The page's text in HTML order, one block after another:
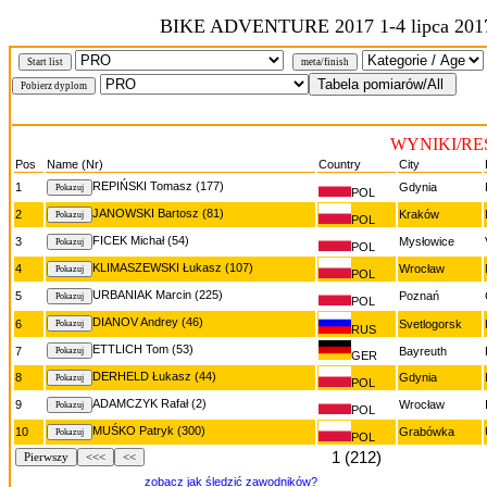
BIKE ADVENTURE 2017 1-4 lipca
Start list meta/finish
WYNIKI/
Pos Name (Nr) Country City
1
REPIŃSKI Tomasz (177) POL Gdynia
2 JANOWSKI Bartosz (81) POL Kraków
3 FICEK Michał (54) POL Mysłowice
4 KLIMASZEWSKI Łukasz (107) POL Wrocław
5 URBANIAK Marcin (225) POL Poznań
6 DIANOV Andrey (46)
RUS Svetlogorsk
7 ETTLICH Tom (53) GER Bayreuth
8
DERHELD Łukasz (44) POL Gdynia
9 ADAMCZYK Rafał (2) POL Wrocław
10 MUŚKO Patryk (300) POL Grabówka
Pierwszy <<< << 1 (212)
zobacz jak śledzić zawodników?